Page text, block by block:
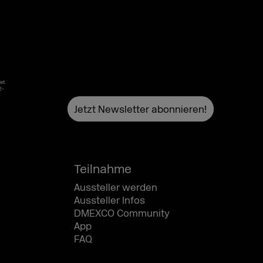
Teilnahme
Aussteller werden
Aussteller Infos
DMEXCO Community
App
FAQ